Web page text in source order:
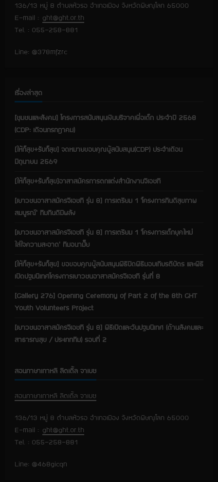
e
d
n
g
136/13 หมู่ 8 ตำบลหัวรอ อำเภอเมือง จังหวัดพิษณุโลก 65000
E-mail : ght@ght.or.th
Tel. : 055-258-881
Line: @378mfzrc
เรื่องล่าสุด
[ชุมชนและสังคม] โครงการสนับสนุนเงินบริจาคเพื่อเด็ก ประจำปี 2568
(CDP: เดือนกรกฎาคม)
[ให้ก็สุข+รับก็สุข] จดหมายขอบคุณผู้สนับสนุน(CDP) ประจำเดือน
มิถุนายน 2569
[ให้ก็สุข+รับก็สุข]อาสาสมัครการตกแต่งสำนักงานจีเอชที
[เยาวชนอาสาสมัครจีเอชที รุ่น 8] การเตรียม 1 ‘โครงการกินดีสุขภาพ
สมบูรณ์’ ทีมกินดีมีพลัง
[เยาวชนอาสาสมัครจีเอชที รุ่น 8] การเตรียม 1 ‘โครงการเด็กยุคใหม่
ใส่ใจความสะอาด’ ทีมอนามั๊ย
[ให้ก็สุข+รับก็สุข] ขอขอบคุณผู้สนับสนุนพิธีปิดพิธีมอบเกียรติบัตร และพิธี
เปิดปฐมนิเทศโครงการเยาวชนอาสาสมัครจีเอชที รุ่นที่ 8
[Gallery 276] Opening Ceremony of Part 2 of the 8th GHT
Youth Volunteers Project
[เยาวชนอาสาสมัครจีเอชที รุ่น 8] พิธีเปิดและวันปฐมนิเทศ (ด้านสังคมและ
สาธารณสุข / ประเภททีม) รอบที่ 2
สอนภาษาเกาหลี ลิตเติ้ล จาเบซ
สอนภาษาเกาหลี ลิตเติ้ล จาเบซ
136/13 หมู่ 8 ตำบลหัวรอ อำเภอเมือง จังหวัดพิษณุโลก 65000
E-mail : ght@ght.or.th
Tel. : 055-258-881
Line: @468gicqn